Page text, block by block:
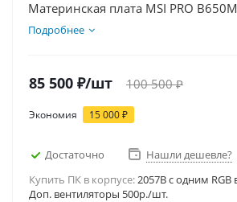
Материнская плата MSI PRO
RTX 5050 8Гб, Память DDR5 16Gb,
Подробнее
85 500 ₽/шт 100 500₽
Экономия 15 000₽
Достаточно
Нашли дешевле?
Купить ПК в корпусе:2057B c одним
Доп. вентиляторы 500р./шт.